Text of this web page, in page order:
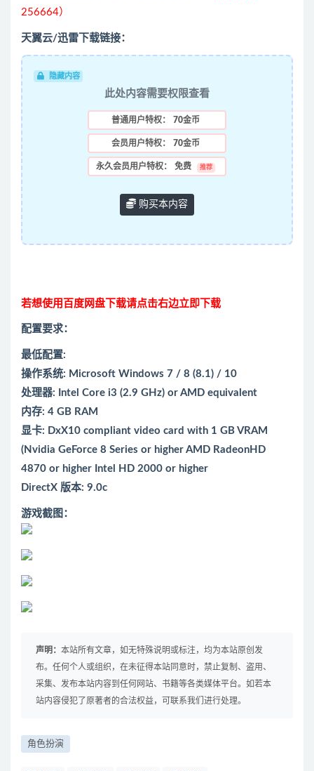
256664）
天翼云/迅雷下载链接：
隐藏内容
此处内容需要权限查看
普通用户特权： 70金币
会员用户特权： 70金币
永久会员用户特权： 免费 推荐
购买本内容
若想使用百度网盘下载请点击右边立即下载
配置要求：
最低配置:
操作系统: Microsoft Windows 7 / 8 (8.1) / 10
处理器: Intel Core i3 (2.9 GHz) or AMD equivalent
内存: 4 GB RAM
显卡: DxX10 compliant video card with 1 GB VRAM
(Nvidia GeForce 8 Series or higher AMD RadeonHD
4870 or higher Intel HD 2000 or higher
DirectX 版本: 9.0c
游戏截图：
声明： 本站所有文章，如无特殊说明或标注，均为本站原创发
布。任何个人或组织，在未征得本站同意时，禁止复制、盗用、
采集、发布本站内容到任何网站、书籍等各类媒体平台。如若本
站内容侵犯了原著者的合法权益，可联系我们进行处理。
角色扮演